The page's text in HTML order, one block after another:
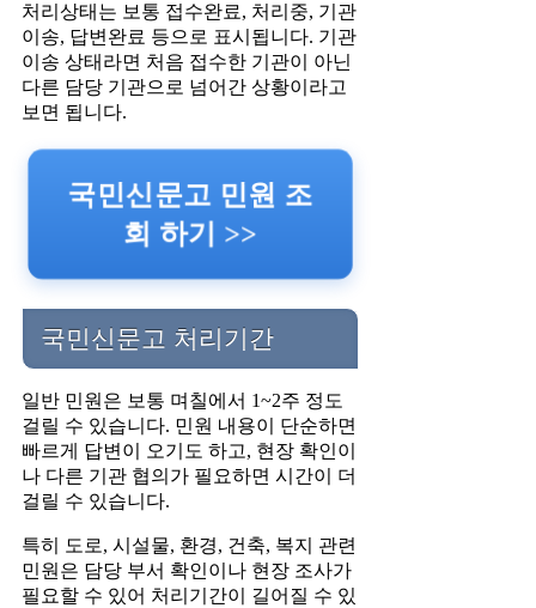
처리상태는 보통 접수완료, 처리중, 기관
이송, 답변완료 등으로 표시됩니다. 기관
이송 상태라면 처음 접수한 기관이 아닌
다른 담당 기관으로 넘어간 상황이라고
보면 됩니다.
국민신문고 민원 조
회 하기 >>
국민신문고 처리기간
일반 민원은 보통 며칠에서 1~2주 정도
걸릴 수 있습니다. 민원 내용이 단순하면
빠르게 답변이 오기도 하고, 현장 확인이
나 다른 기관 협의가 필요하면 시간이 더
걸릴 수 있습니다.
특히 도로, 시설물, 환경, 건축, 복지 관련
민원은 담당 부서 확인이나 현장 조사가
필요할 수 있어 처리기간이 길어질 수 있